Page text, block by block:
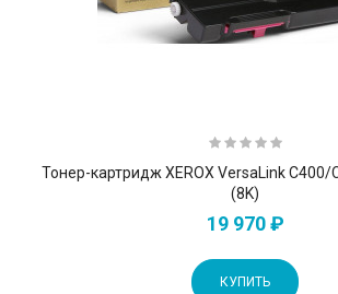
Тонер-картридж XEROX VersaLink C400/
(8K)
19 970 ₽
КУПИТЬ